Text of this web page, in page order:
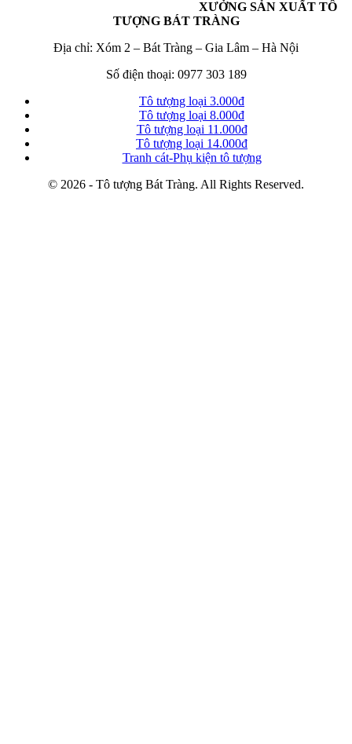
XƯỞNG SẢN XUẤT TÔ
TƯỢNG BÁT TRÀNG
Địa chỉ: Xóm 2 – Bát Tràng – Gia Lâm – Hà Nội
Số điện thoại: 0977 303 189
Tô tượng loại 3.000đ
Tô tượng loại 8.000đ
Tô tượng loại 11.000đ
Tô tượng loại 14.000đ
Tranh cát-Phụ kiện tô tượng
© 2026 - Tô tượng Bát Tràng. All Rights Reserved.